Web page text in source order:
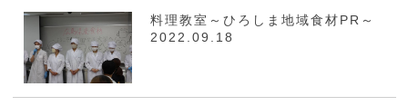
料理教室～ひろしま地域食材PR～
2022.09.18